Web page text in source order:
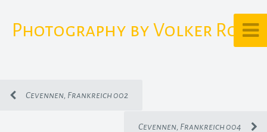
Photography by Volker Rost
Cevennen, Frankreich 002
Cevennen, Frankreich 004